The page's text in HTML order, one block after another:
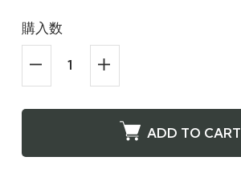
購入数
ADD TO CART